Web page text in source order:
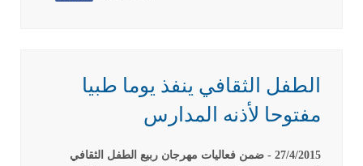
الطفل الثقافي ينفذ يوما طبيا
مفتوحا لأذنه المدارس
27/4/2015 - ضمن فعاليات مهرجان ربيع الطفل الثقافي